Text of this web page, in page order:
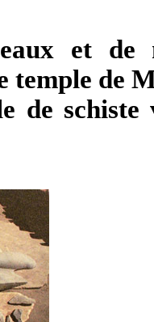
et de
temple de
de